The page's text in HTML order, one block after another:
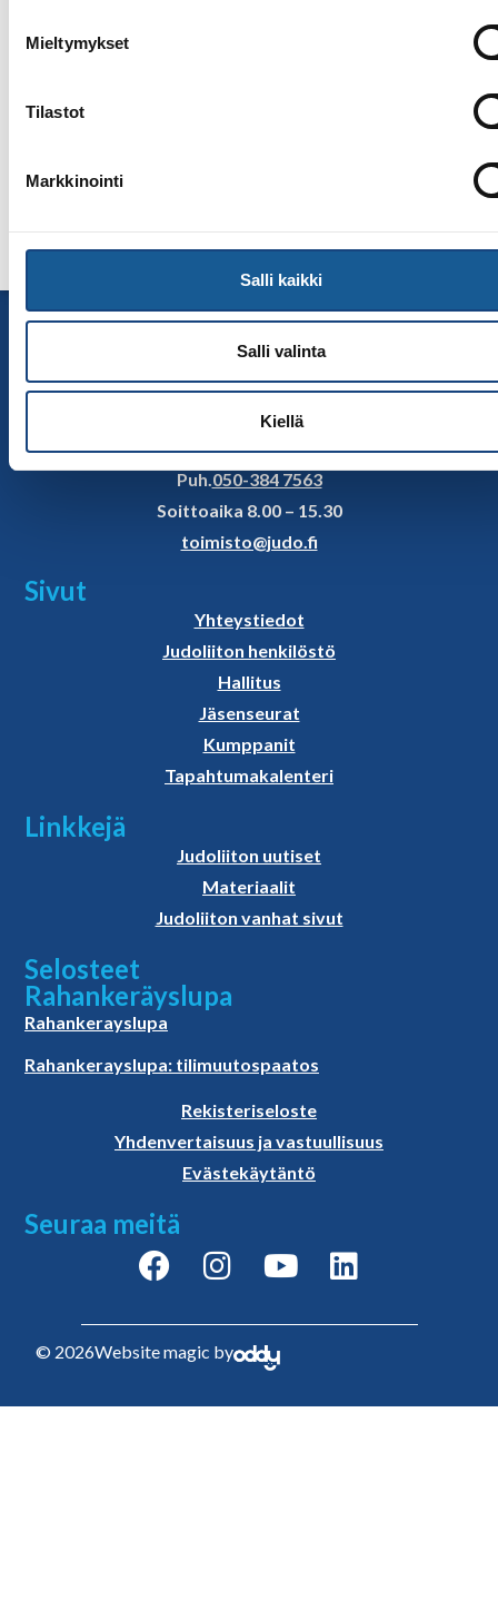
Mieltymykset
Tilastot
Markkinointi
Salli kaikki
Salli valinta
Kiellä
Mahdollisissa leirin aikana tapahtuvissa
etunimi.sukunimi@kolmekampusta.fi / 044 7755210
Yhteystiedot
Suomen Judoliitto
Olympiastadion
Paavo Nurmen tie 1
00250 Helsinki
Puh.050-384 7563
Soittoaika 8.00 – 15.30
toimisto@judo.fi
Sivut
Yhteystiedot
Judoliiton henkilöstö
Hallitus
Jäsenseurat
Kumppanit
Tapahtumakalenteri
Linkkejä
Judoliiton uutiset
Materiaalit
Judoliiton vanhat sivut
Selosteet
Rahankeräyslupa
Rahankerayslupa
Rahankerayslupa: tilimuutospaatos
Rekisteriseloste
Yhdenvertaisuus ja vastuullisuus
Evästekäytäntö
Seuraa meitä
© 2026Website magic by